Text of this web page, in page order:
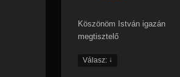
Köszönöm István igazán
megtisztelő
Válasz: ↓